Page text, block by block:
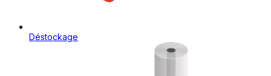
Déstockage